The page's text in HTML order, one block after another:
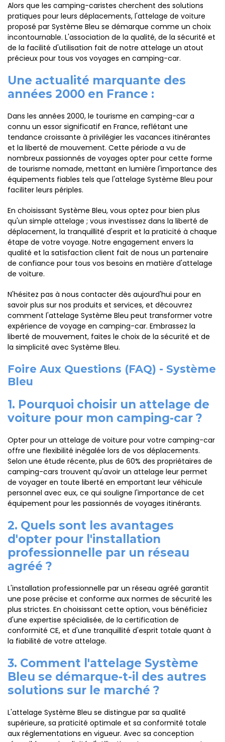
Alors que les camping-caristes cherchent des solutions
pratiques pour leurs déplacements, l'attelage de voiture
proposé par Système Bleu se démarque comme un choix
incontournable. L'association de la qualité, de la sécurité et
de la facilité d'utilisation fait de notre attelage un atout
précieux pour tous vos voyages en camping-car.
Une actualité marquante des
années 2000 en France :
Dans les années 2000, le tourisme en camping-car a
connu un essor significatif en France, reflétant une
tendance croissante à privilégier les vacances itinérantes
et la liberté de mouvement. Cette période a vu de
nombreux passionnés de voyages opter pour cette forme
de tourisme nomade, mettant en lumière l'importance des
équipements fiables tels que l'attelage Système Bleu pour
faciliter leurs périples.
En choisissant Système Bleu, vous optez pour bien plus
qu'un simple attelage ; vous investissez dans la liberté de
déplacement, la tranquillité d'esprit et la praticité à chaque
étape de votre voyage. Notre engagement envers la
qualité et la satisfaction client fait de nous un partenaire
de confiance pour tous vos besoins en matière d'attelage
de voiture.
N'hésitez pas à nous contacter dès aujourd'hui pour en
savoir plus sur nos produits et services, et découvrez
comment l'attelage Système Bleu peut transformer votre
expérience de voyage en camping-car. Embrassez la
liberté de mouvement, faites le choix de la sécurité et de
la simplicité avec Système Bleu.
Foire Aux Questions (FAQ) - Système
Bleu
1. Pourquoi choisir un attelage de
voiture pour mon camping-car ?
Opter pour un attelage de voiture pour votre camping-car
offre une flexibilité inégalée lors de vos déplacements.
Selon une étude récente, plus de 60% des propriétaires de
camping-cars trouvent qu'avoir un attelage leur permet
de voyager en toute liberté en emportant leur véhicule
personnel avec eux, ce qui souligne l'importance de cet
équipement pour les passionnés de voyages itinérants.
2. Quels sont les avantages
d'opter pour l'installation
professionnelle par un réseau
agréé ?
L'installation professionnelle par un réseau agréé garantit
une pose précise et conforme aux normes de sécurité les
plus strictes. En choisissant cette option, vous bénéficiez
d'une expertise spécialisée, de la certification de
conformité CE, et d'une tranquillité d'esprit totale quant à
la fiabilité de votre attelage.
3. Comment l'attelage Système
Bleu se démarque-t-il des autres
solutions sur le marché ?
L'attelage Système Bleu se distingue par sa qualité
supérieure, sa praticité optimale et sa conformité totale
aux réglementations en vigueur. Avec sa conception